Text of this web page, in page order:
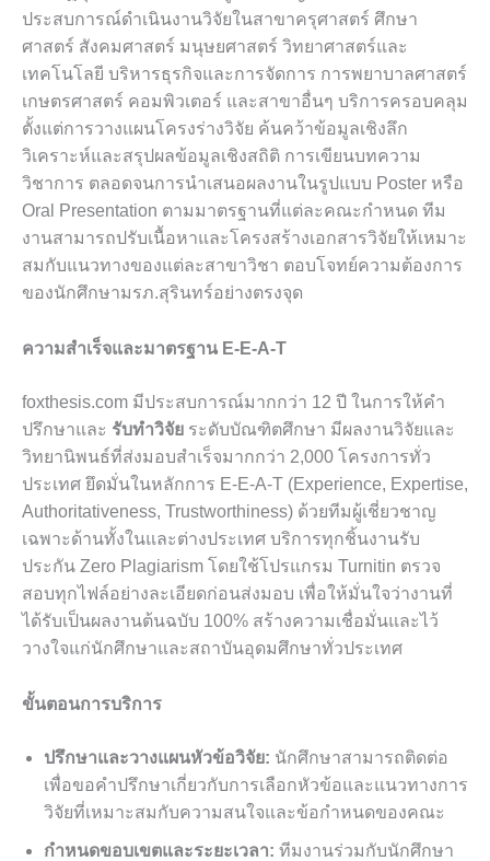
ประสบการณ์ดำเนินงานวิจัยในสาขาครุศาสตร์ ศึกษา
ศาสตร์ สังคมศาสตร์ มนุษยศาสตร์ วิทยาศาสตร์และ
เทคโนโลยี บริหารธุรกิจและการจัดการ การพยาบาลศาสตร์
เกษตรศาสตร์ คอมพิวเตอร์ และสาขาอื่นๆ บริการครอบคลุม
ตั้งแต่การวางแผนโครงร่างวิจัย ค้นคว้าข้อมูลเชิงลึก
วิเคราะห์และสรุปผลข้อมูลเชิงสถิติ การเขียนบทความ
วิชาการ ตลอดจนการนำเสนอผลงานในรูปแบบ Poster หรือ
Oral Presentation ตามมาตรฐานที่แต่ละคณะกำหนด ทีม
งานสามารถปรับเนื้อหาและโครงสร้างเอกสารวิจัยให้เหมาะ
สมกับแนวทางของแต่ละสาขาวิชา ตอบโจทย์ความต้องการ
ของนักศึกษามรภ.สุรินทร์อย่างตรงจุด
ความสำเร็จและมาตรฐาน E-E-A-T
foxthesis.com มีประสบการณ์มากกว่า 12 ปี ในการให้คำ
ปรึกษาและ รับทำวิจัย ระดับบัณฑิตศึกษา มีผลงานวิจัยและ
วิทยานิพนธ์ที่ส่งมอบสำเร็จมากกว่า 2,000 โครงการทั่ว
ประเทศ ยึดมั่นในหลักการ E-E-A-T (Experience, Expertise,
Authoritativeness, Trustworthiness) ด้วยทีมผู้เชี่ยวชาญ
เฉพาะด้านทั้งในและต่างประเทศ บริการทุกชิ้นงานรับ
ประกัน Zero Plagiarism โดยใช้โปรแกรม Turnitin ตรวจ
สอบทุกไฟล์อย่างละเอียดก่อนส่งมอบ เพื่อให้มั่นใจว่างานที่
ได้รับเป็นผลงานต้นฉบับ 100% สร้างความเชื่อมั่นและไว้
วางใจแก่นักศึกษาและสถาบันอุดมศึกษาทั่วประเทศ
ขั้นตอนการบริการ
ปรึกษาและวางแผนหัวข้อวิจัย: นักศึกษาสามารถติดต่อ
เพื่อขอคำปรึกษาเกี่ยวกับการเลือกหัวข้อและแนวทางการ
วิจัยที่เหมาะสมกับความสนใจและข้อกำหนดของคณะ
กำหนดขอบเขตและระยะเวลา: ทีมงานร่วมกับนักศึกษา